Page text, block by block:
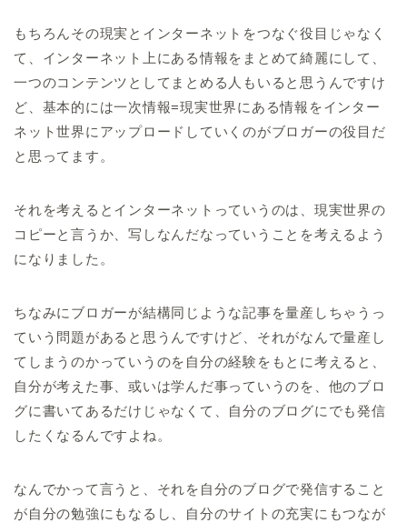
もちろんその現実とインターネットをつなぐ役目じゃなく
て、インターネット上にある情報をまとめて綺麗にして、
一つのコンテンツとしてまとめる人もいると思うんですけ
ど、基本的には一次情報=現実世界にある情報をインター
ネット世界にアップロードしていくのがブロガーの役目だ
と思ってます。
それを考えるとインターネットっていうのは、現実世界の
コピーと言うか、写しなんだなっていうことを考えるよう
になりました。
ちなみにブロガーが結構同じような記事を量産しちゃうっ
ていう問題があると思うんですけど、それがなんで量産し
てしまうのかっていうのを自分の経験をもとに考えると、
自分が考えた事、或いは学んだ事っていうのを、他のブロ
グに書いてあるだけじゃなくて、自分のブログにでも発信
したくなるんですよね。
なんでかって言うと、それを自分のブログで発信すること
が自分の勉強にもなるし、自分のサイトの充実にもつなが